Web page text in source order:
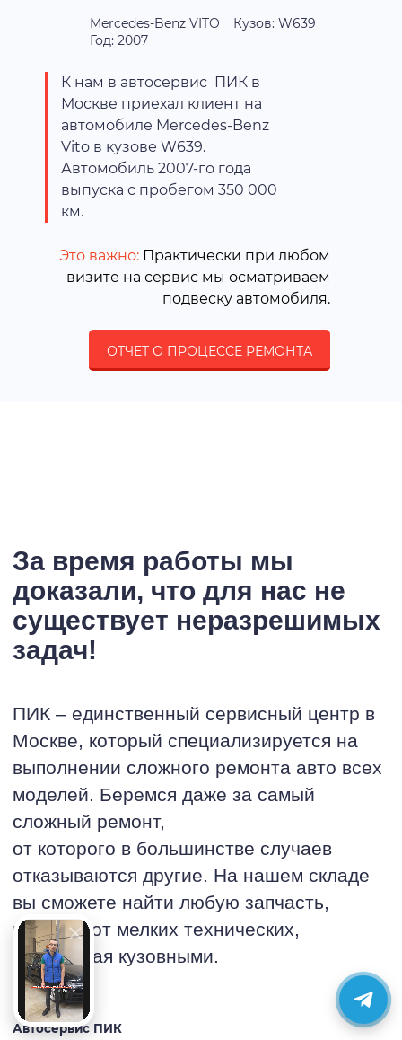
Mercedes-Benz VITO
Кузов: W639
Год: 2007
К нам в автосервис ПИК в
Москве приехал клиент на
автомобиле Mercedes-Benz
Vito в кузове W639.
Автомобиль 2007-го года
выпуска с пробегом 350 000
км.
Это важно: Практически при любом
визите на сервис мы осматриваем
подвеску автомобиля.
ОТЧЕТ О ПРОЦЕССЕ РЕМОНТА
За время работы мы
доказали, что для нас не
существует неразрешимых
задач!
ПИК – единственный сервисный центр в
Москве, который специализируется на
выполнении сложного ремонта авто всех
моделей. Беремся даже за самый
сложный ремонт,
от которого в большинстве случаев
отказываются другие. На нашем складе
вы сможете найти любую запчасть,
начиная от мелких технических,
заканчивая кузовными.
Директор
Автосервис ПИК